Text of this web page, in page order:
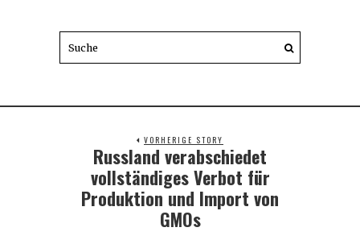
VORHERIGE STORY
Previous
post:
Russland verabschiedet
vollständiges Verbot für
Produktion und Import von
GMOs